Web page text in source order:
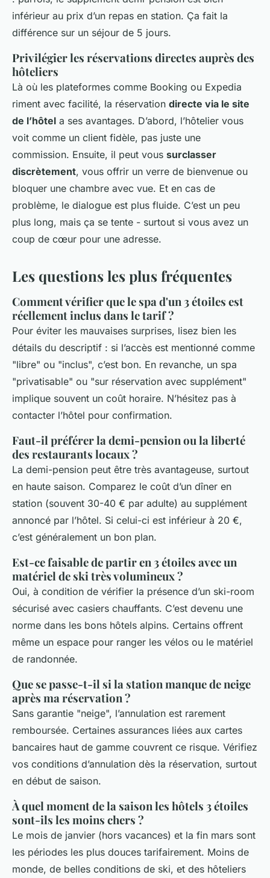
inférieur au prix d’un repas en station. Ça fait la
différence sur un séjour de 5 jours.
Privilégier les réservations directes auprès des
hôteliers
Là où les plateformes comme Booking ou Expedia
riment avec facilité, la réservation directe via le site
de l’hôtel a ses avantages. D’abord, l’hôtelier vous
voit comme un client fidèle, pas juste une
commission. Ensuite, il peut vous surclasser
discrètement, vous offrir un verre de bienvenue ou
bloquer une chambre avec vue. Et en cas de
problème, le dialogue est plus fluide. C’est un peu
plus long, mais ça se tente - surtout si vous avez un
coup de cœur pour une adresse.
Les questions les plus fréquentes
Comment vérifier que le spa d'un 3 étoiles est
réellement inclus dans le tarif ?
Pour éviter les mauvaises surprises, lisez bien les
détails du descriptif : si l’accès est mentionné comme
"libre" ou "inclus", c’est bon. En revanche, un spa
"privatisable" ou "sur réservation avec supplément"
implique souvent un coût horaire. N’hésitez pas à
contacter l’hôtel pour confirmation.
Faut-il préférer la demi-pension ou la liberté
des restaurants locaux ?
La demi-pension peut être très avantageuse, surtout
en haute saison. Comparez le coût d’un dîner en
station (souvent 30-40 € par adulte) au supplément
annoncé par l’hôtel. Si celui-ci est inférieur à 20 €,
c’est généralement un bon plan.
Est-ce faisable de partir en 3 étoiles avec un
matériel de ski très volumineux ?
Oui, à condition de vérifier la présence d’un ski-room
sécurisé avec casiers chauffants. C’est devenu une
norme dans les bons hôtels alpins. Certains offrent
même un espace pour ranger les vélos ou le matériel
de randonnée.
Que se passe-t-il si la station manque de neige
après ma réservation ?
Sans garantie "neige", l’annulation est rarement
remboursée. Certaines assurances liées aux cartes
bancaires haut de gamme couvrent ce risque. Vérifiez
vos conditions d’annulation dès la réservation, surtout
en début de saison.
À quel moment de la saison les hôtels 3 étoiles
sont-ils les moins chers ?
Le mois de janvier (hors vacances) et la fin mars sont
les périodes les plus douces tarifairement. Moins de
monde, de belles conditions de ski, et des hôteliers